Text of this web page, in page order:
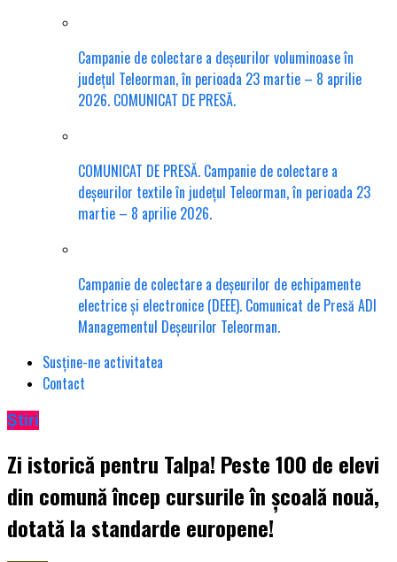
Campanie de colectare a deșeurilor voluminoase în
județul Teleorman, în perioada 23 martie – 8 aprilie
2026. COMUNICAT DE PRESĂ.
COMUNICAT DE PRESĂ. Campanie de colectare a
deșeurilor textile în județul Teleorman, în perioada 23
martie – 8 aprilie 2026.
Campanie de colectare a deșeurilor de echipamente
electrice și electronice (DEEE). Comunicat de Presă ADI
Managementul Deșeurilor Teleorman.
Susține-ne activitatea
Contact
Știri
Zi istorică pentru Talpa! Peste 100 de elevi
din comună încep cursurile în școală nouă,
dotată la standarde europene!